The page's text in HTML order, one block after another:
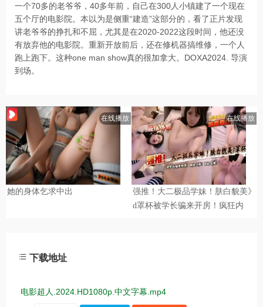
一个70多的老爷爷，40多年前，自己在300人小镇建了一个现在
五个厅的电影院。本以为是侧重“建造”这部分的，看了正片发现
讲老爷爷的挣扎和不屈，尤其是在2020-2022这段时间，他还没
有放弃他的电影院。重新开放前后，还在修机器搞维修，一个人
跑上跑下。这种one man show真的很加拿大。DOXA2024. 导演
到场。
下载地址
电影超人.2024.HD1080p.中文字幕.mp4